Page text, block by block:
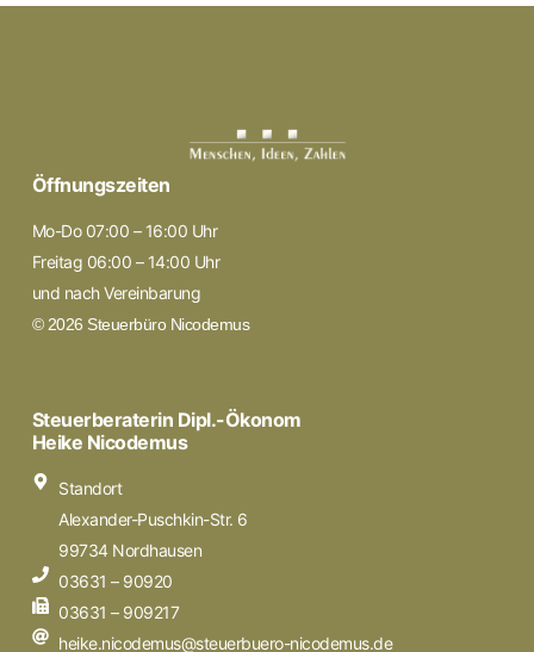
Öffnungszeiten
Mo-Do 07:00 – 16:00 Uhr
Freitag 06:00 – 14:00 Uhr
und nach Vereinbarung
© 2026 Steuerbüro Nicodemus
Steuerberaterin Dipl.-Ökonom
Heike Nicodemus
Standort
Alexander-Puschkin-Str. 6
99734 Nordhausen
03631 – 90920
03631 – 909217
heike.nicodemus@steuerbuero-nicodemus.de